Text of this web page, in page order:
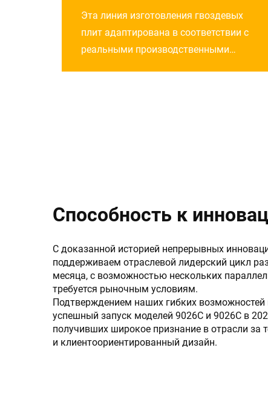
автоматической системой
подачи
Эта линия изготовления гвоздевых
плит адаптирована в соответствии с
реальными производственными
Способность к
С доказанной историей непрерывных
поддерживаем отраслевой лидерский цикл
месяца, с возможностью нескольких
требуется рыночным условиям.
Подтверждением наших гибких
успешный запуск моделей 9026C и 9026C в
получивших широкое признание в отрасли за
и клиентоориентированный дизайн.